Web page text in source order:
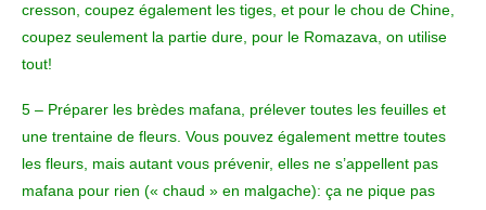
cresson, coupez également les tiges, et pour le chou de Chine,
coupez seulement la partie dure, pour le Romazava, on utilise
tout!
5 – Préparer les brèdes mafana, prélever toutes les feuilles et
une trentaine de fleurs. Vous pouvez également mettre toutes
les fleurs, mais autant vous prévenir, elles ne s’appellent pas
mafana pour rien (« chaud » en malgache): ça ne pique pas